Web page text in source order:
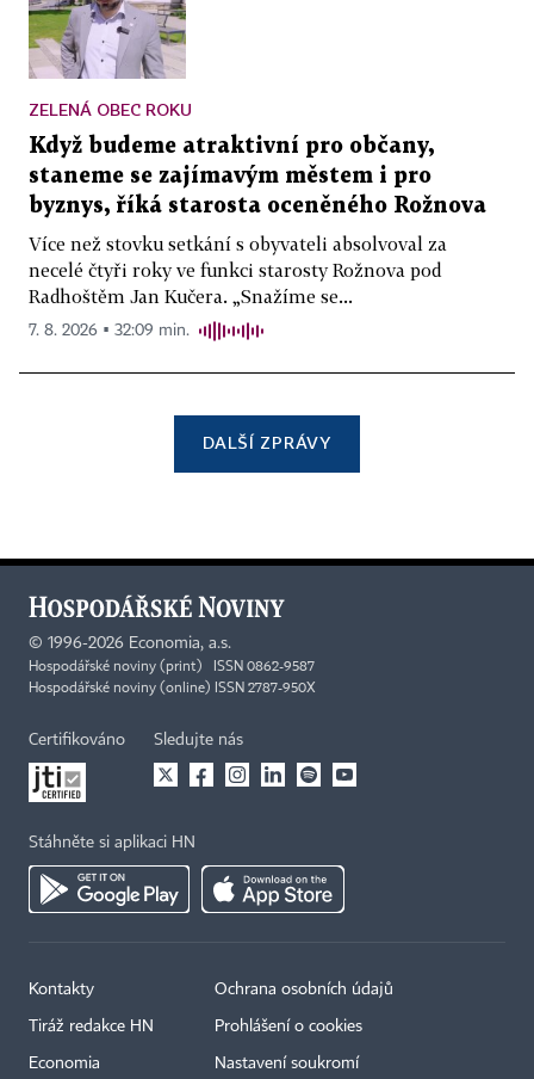
ZELENÁ OBEC ROKU
Když budeme atraktivní pro občany,
staneme se zajímavým městem i pro
byznys, říká starosta oceněného Rožnova
Více než stovku setkání s obyvateli absolvoval za
necelé čtyři roky ve funkci starosty Rožnova pod
Radhoštěm Jan Kučera. „Snažíme se...
7. 8. 2026 ▪ 32:09 min.
DALŠÍ ZPRÁVY
© 1996-2026 Economia, a.s.
Hospodářské noviny (print) ISSN 0862-9587
Hospodářské noviny (online) ISSN 2787-950X
Certifikováno Sledujte nás
Stáhněte si aplikaci HN
Kontakty
Tiráž redakce HN
Economia
Ochrana osobních údajů
Prohlášení o cookies
Nastavení soukromí